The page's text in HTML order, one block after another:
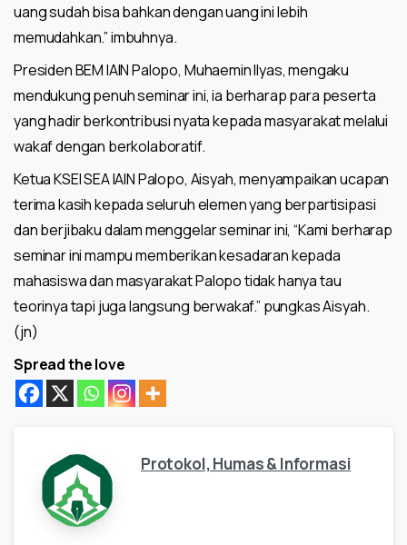
uang sudah bisa bahkan dengan uang ini lebih
memudahkan.” imbuhnya.
Presiden BEM IAIN Palopo, Muhaemin Ilyas, mengaku
mendukung penuh seminar ini, ia berharap para peserta
yang hadir berkontribusi nyata kepada masyarakat melalui
wakaf dengan berkolaboratif.
Ketua KSEI SEA IAIN Palopo, Aisyah, menyampaikan ucapan
terima kasih kepada seluruh elemen yang berpartisipasi
dan berjibaku dalam menggelar seminar ini, “Kami berharap
seminar ini mampu memberikan kesadaran kepada
mahasiswa dan masyarakat Palopo tidak hanya tau
teorinya tapi juga langsung berwakaf.” pungkas Aisyah.
(jn)
Spread the love
Protokol, Humas & Informasi